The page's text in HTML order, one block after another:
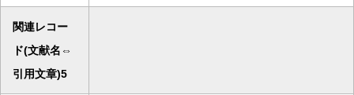
関連レコー
ド(文献名⇔
引用文章)5